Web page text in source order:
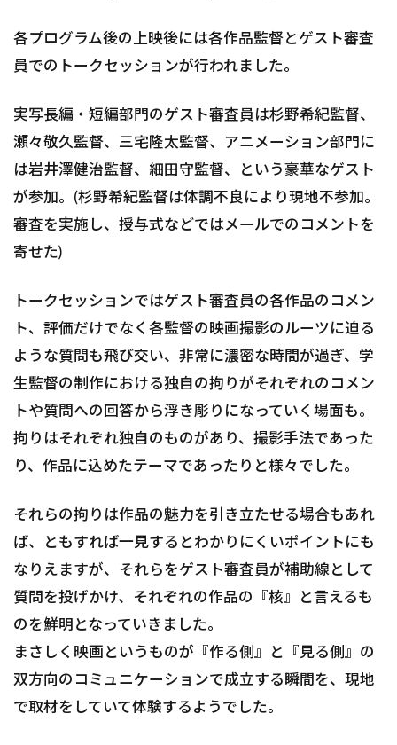
各プログラム後の上映後には各作品監督とゲスト審査
員でのトークセッションが行われました。
実写長編・短編部門のゲスト審査員は杉野希紀監督、
瀬々敬久監督、三宅隆太監督、アニメーション部門に
は岩井澤健治監督、細田守監督、という豪華なゲスト
が参加。(杉野希紀監督は体調不良により現地不参加。
審査を実施し、授与式などではメールでのコメントを
寄せた)
トークセッションではゲスト審査員の各作品のコメン
ト、評価だけでなく各監督の映画撮影のルーツに迫る
ような質問も飛び交い、非常に濃密な時間が過ぎ、学
生監督の制作における独自の拘りがそれぞれのコメン
トや質問への回答から浮き彫りになっていく場面も。
拘りはそれぞれ独自のものがあり、撮影手法であった
り、作品に込めたテーマであったりと様々でした。
それらの拘りは作品の魅力を引き立たせる場合もあれ
ば、ともすれば一見するとわかりにくいポイントにも
なりえますが、それらをゲスト審査員が補助線として
質問を投げかけ、それぞれの作品の『核』と言えるも
のを鮮明となっていきました。
まさしく映画というものが『作る側』と『見る側』の
双方向のコミュニケーションで成立する瞬間を、現地
で取材をしていて体験するようでした。